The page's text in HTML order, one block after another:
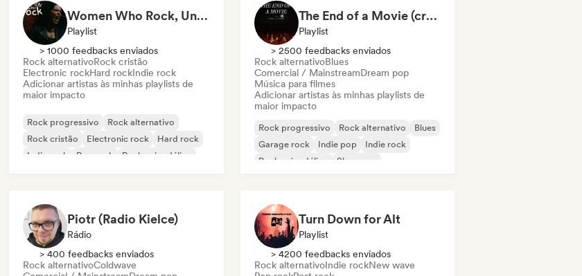
Women Who Rock, Unapologetically
Playlist
> 1000 feedbacks enviados
Rock alternativoRock cristão
Electronic rockHard rockIndie rock
Adicionar artistas às minhas playlists de
maior impacto
Rock progressivo
Rock alternativo
Rock cristão
Electronic rock
Hard rock
Indie rock
Pop rock Rock psicodélico
The End of a Movie (credit scenes) 🎞️ Cinematic Dream Pop & Bedroom Indie
Playlist
> 2500 feedbacks enviados
Rock alternativoBlues
Comercial / MainstreamDream pop
Música para filmes
Adicionar artistas às minhas playlists de
maior impacto
Rock progressivo Rock alternativo
Blues
Garage rock
Indie pop
Indie rock
Rock psicodélico
Shoegaze
Piotr (Radio Kielce)
Rádio
> 400 feedbacks enviados
Rock alternativoColdwave
Turn Down for Alt
Playlist
> 4200 feedbacks enviados
Rock alternativoIndie rockNew wave